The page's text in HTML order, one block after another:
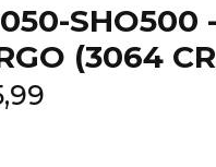
SHO500
(3064